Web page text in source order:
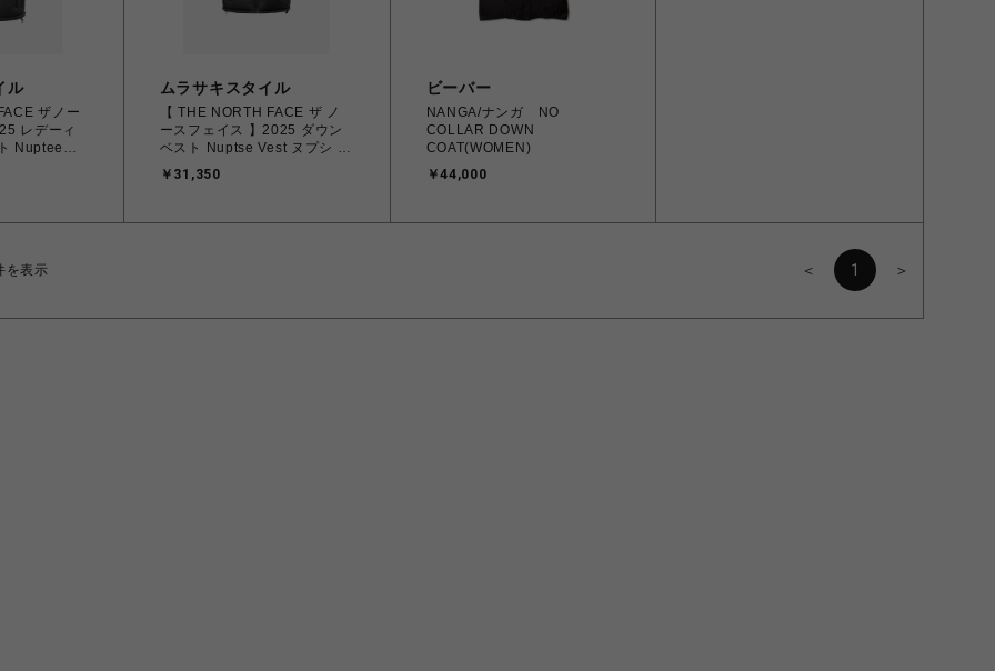
ル
ザノー
レデーィ
Nuptee
ムラサキスタイル
【 THE NORTH FACE ザ ノ
ースフェイス 】2025 ダウン
ベスト Nuptse Vest ヌプシ ベ
(M.L.XL)【送料無料 /北海道/
￥31,350
ビーバー
NANGA/ナンガ NO
COLLAR DOWN
COAT(WOMEN)
￥44,000
を表示 ＜ 1 ＞